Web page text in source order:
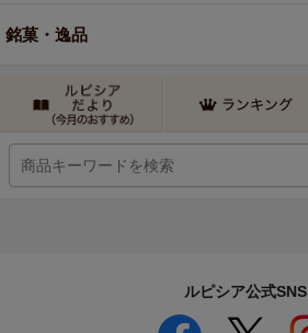
銘菓・逸品
ルピシア公式SNS